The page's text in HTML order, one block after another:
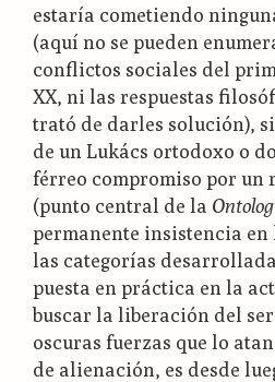
estaría cometiendo
(aquí no se pueden
conflictos sociales del
XX, ni las respuestas
trató de darles solución),
de un Lukács ortodoxo o
férreo compromiso por un
(punto central de la
permanente insistencia
las categorías
puesta en práctica en la
buscar la liberación del
oscuras fuerzas que lo
de alienación, es desde